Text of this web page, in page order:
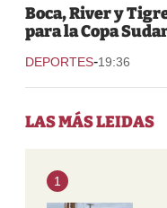
Boca, River y
para la Copa
DEPORTES-19:36
LAS MÁS LEIDAS
1